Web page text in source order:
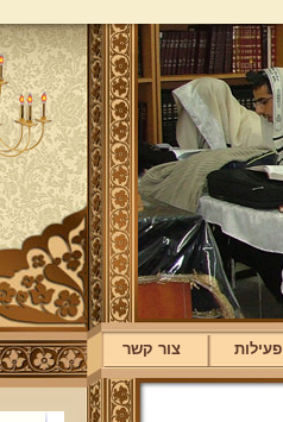
פעילות צור קשר